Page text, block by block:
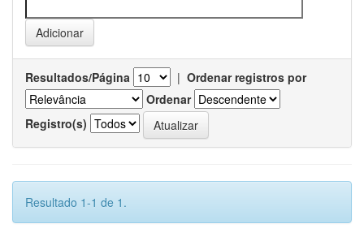
Resultados/Página | Ordenar registros por
Ordenar
Registro(s)
Resultado 1-1 de 1.